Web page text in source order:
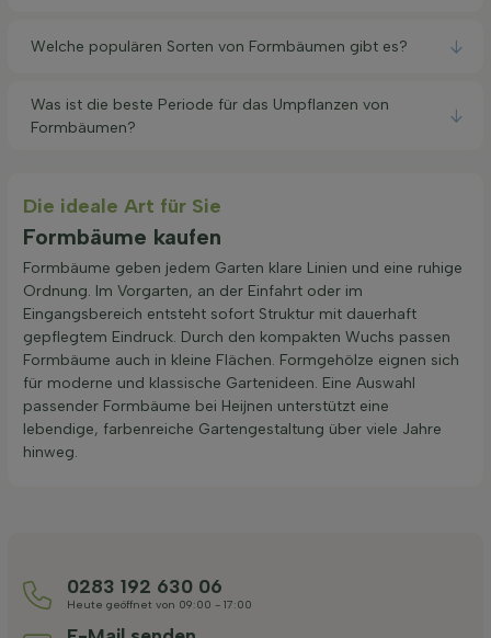
Welche populären Sorten von Formbäumen gibt es?
Was ist die beste Periode für das Umpflanzen von
Formbäumen?
Die ideale Art für Sie
Formbäume kaufen
Formbäume geben jedem Garten klare Linien und eine ruhige
Ordnung. Im Vorgarten, an der Einfahrt oder im
Eingangsbereich entsteht sofort Struktur mit dauerhaft
gepflegtem Eindruck. Durch den kompakten Wuchs passen
Formbäume auch in kleine Flächen. Formgehölze eignen sich
für moderne und klassische Gartenideen. Eine Auswahl
passender Formbäume bei Heijnen unterstützt eine
lebendige, farbenreiche Gartengestaltung über viele Jahre
hinweg.
0283 192 630 06
Heute geöffnet von 09:00 - 17:00